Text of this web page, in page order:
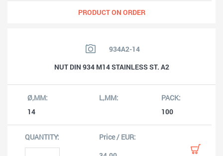
PRODUCT ON ORDER
934A2-14
NUT DIN 934 M14 STAINLESS ST. A2
14 100